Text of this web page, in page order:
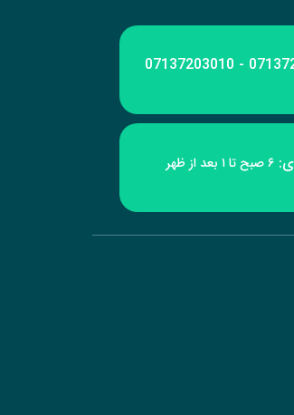
۶ صبح تا ۱ بعد از ظهر